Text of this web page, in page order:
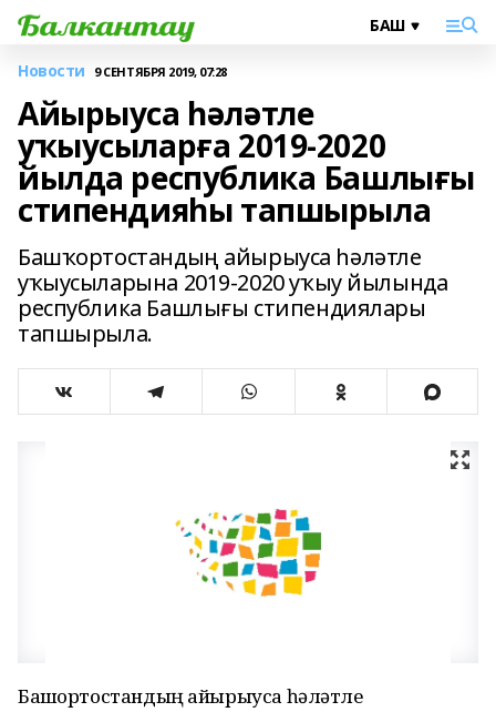
Новости 9 СЕНТЯБРЯ 2019, 07:28
Айырыуса һәләтле
уҡыусыларға 2019-2020
йылда республика Башлығы
стипендияһы тапшырыла
Башҡортостандың айырыуса һәләтле
уҡыусыларына 2019-2020 уҡыу йылында
республика Башлығы стипендиялары
тапшырыла.
Башҡортостандың айырыуса һәләтле